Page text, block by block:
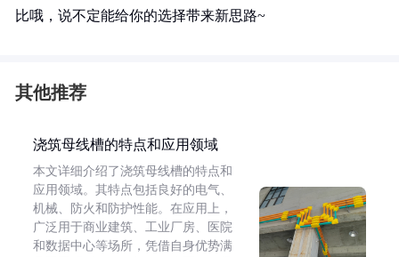
比哦，说不定能给你的选择带来新思路~
其他推荐
浇筑母线槽的特点和应用领域
本文详细介绍了浇筑母线槽的特点和
应用领域。其特点包括良好的电气、
机械、防火和防护性能。在应用上，
广泛用于商业建筑、工业厂房、医院
和数据中心等场所，凭借自身优势满